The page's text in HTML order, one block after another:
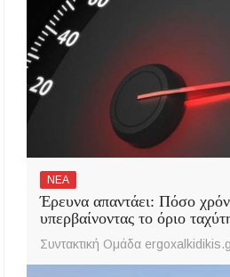
ΝΕΑ
Έρευνα απαντάει: Πόσο
υπερβαίνοντας το όριο
Συντακτική Ομάδα